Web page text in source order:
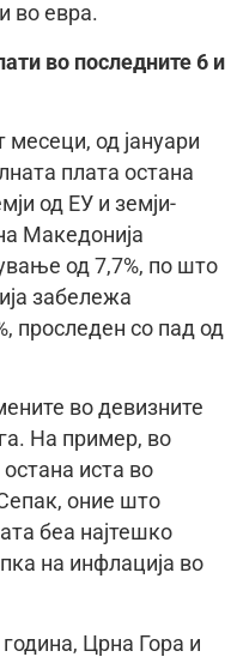
во евра.
во последните 6 и
месеци, од јануари
плата остана
од ЕУ и земји-
Македонија
од 7,7%, по што
забележа
проследен со пад од
во девизните
На пример, во
иста во
оние што
беа најтешко
на инфлација во
Црна Гора и